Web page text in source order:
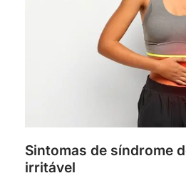
Sintomas de síndrome
irritável